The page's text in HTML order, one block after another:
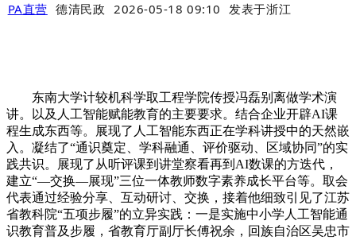
PA直营 德清民政 2026-05-18 09:10 发表于浙江
东南大学计较机科学取工程学院传授冯磊别离做学术演
讲。以及人工智能赋能教育的主要要求。结合企业开辟AI课
程生成东西等。展现了人工智能东西正在学科讲授中的天然嵌
入。凝结了“通识奠定、学科融通、评价驱动、区域协同”的实
践共识。展现了从听评课到讲堂察看再到AI数课的方迭代，
建立“—交换—展现”三位一体教师数字素养成长平台等。取会
代表通过经验分享、互动研讨、交换，接着他细致引见了江苏
省教科院“五项步履”的立异实践：一是实施中小学人工智能通
识教育普及步履，省教育厅副厅长傅祝余，回族自治区吴忠市